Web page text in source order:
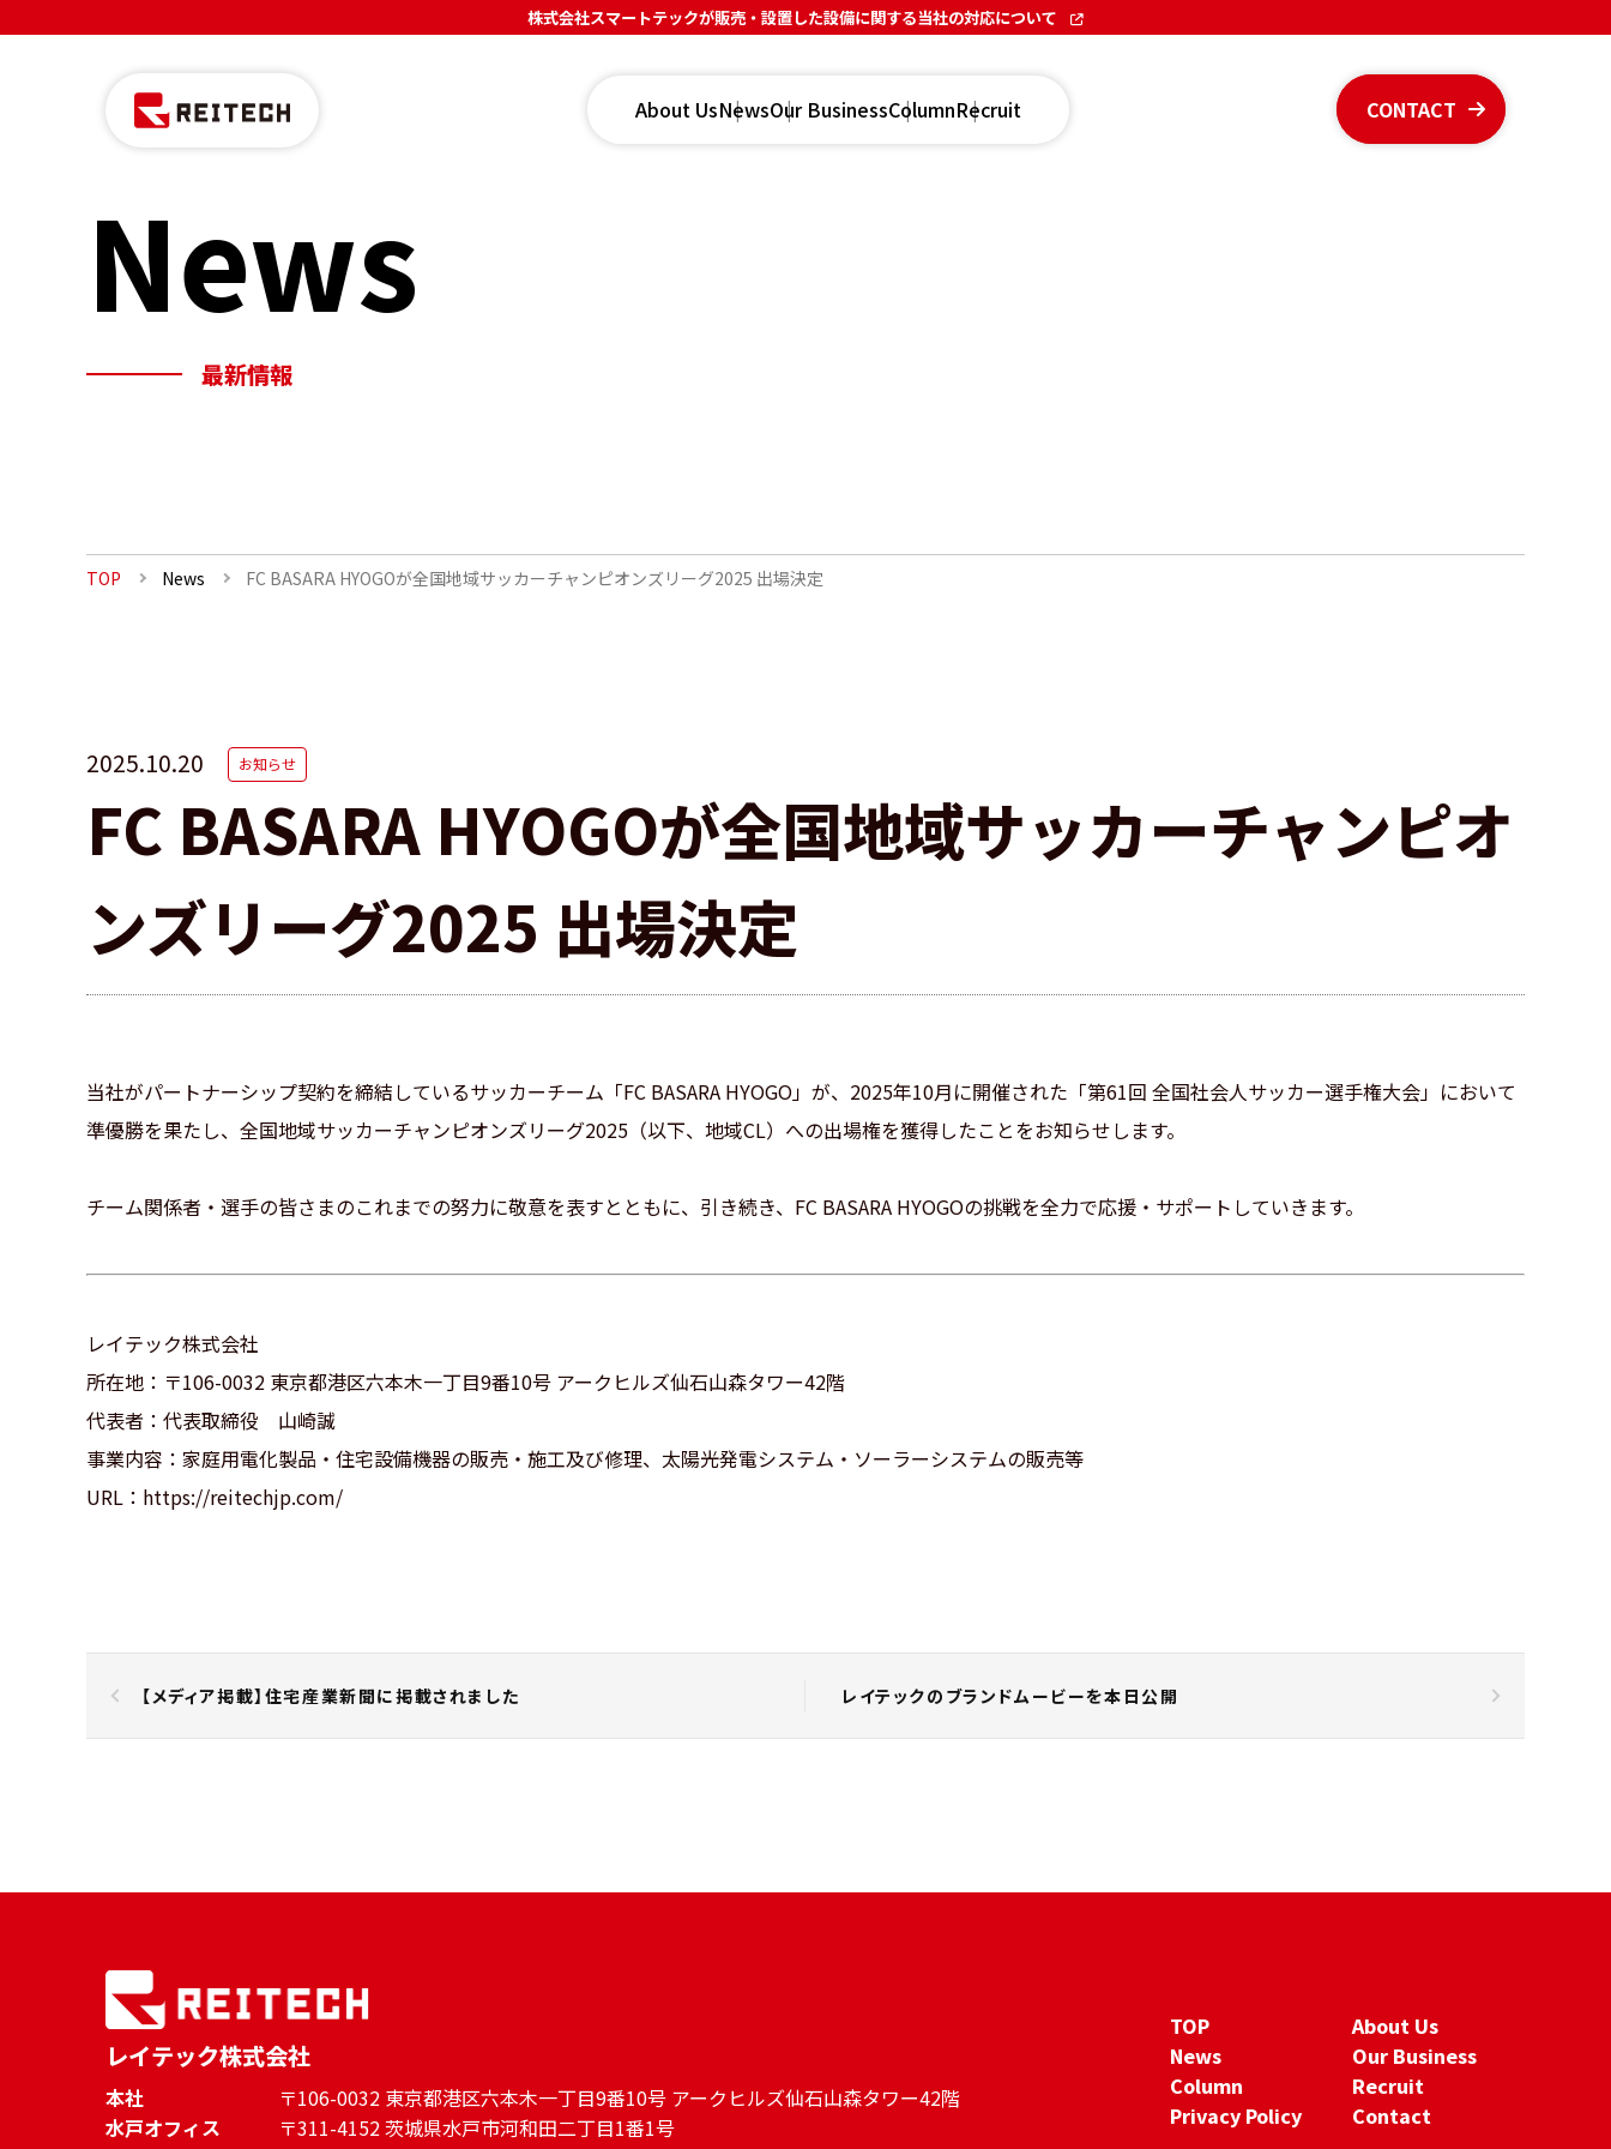
株式会社スマートテックが販売・設置した設備に関する当社の対応について
About UsNewsOur BusinessColumnRecruit CONTACT
News
最新情報
TOP News FC BASARA HYOGOが全国地域サッカーチャンピオンズリーグ2025 出場決定
2025.10.20 お知らせ
FC BASARA HYOGOが全国地域サッカーチャンピオ
ンズリーグ2025 出場決定
当社がパートナーシップ契約を締結しているサッカーチーム「FC BASARA HYOGO」が、2025年10月に開催された「第61回 全国社会人サッカー選手権大会」において
準優勝を果たし、全国地域サッカーチャンピオンズリーグ2025（以下、地域CL）への出場権を獲得したことをお知らせします。
チーム関係者・選手の皆さまのこれまでの努力に敬意を表すとともに、引き続き、FC BASARA HYOGOの挑戦を全力で応援・サポートしていきます。
レイテック株式会社
所在地：〒106-0032 東京都港区六本木一丁目9番10号 アークヒルズ仙石山森タワー42階
代表者：代表取締役 山崎誠
事業内容：家庭用電化製品・住宅設備機器の販売・施工及び修理、太陽光発電システム・ソーラーシステムの販売等
URL：https://reitechjp.com/
【メディア掲載】住宅産業新聞に掲載されました レイテックのブランドムービーを本日公開
レイテック株式会社
本社
〒106-0032 東京都港区六本木一丁目9番10号 アークヒルズ仙石山森タワー42階
水戸オフィス
〒311-4152 茨城県水戸市河和田二丁目1番1号
TOP
About Us
News
Our Business
Column
Recruit
Privacy Policy
Contact